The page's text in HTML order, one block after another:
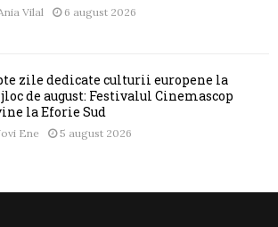
Vilal 6 august 2026
zile dedicate culturii europene la
de august: Festivalul Cinemascop
la Eforie Sud
Ene 5 august 2026